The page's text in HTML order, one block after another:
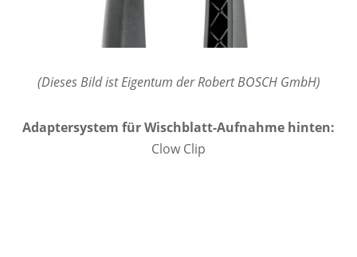
(Dieses Bild ist Eigentum der Robert BOSCH GmbH)
Adaptersystem für Wischblatt-Aufnahme hinten:
Clow Clip